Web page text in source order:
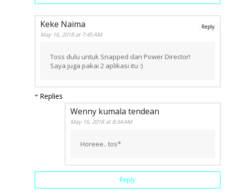
Keke Naima
May 16, 2018 at 7:45 AM
Toss dulu untuk Snapped dan Power Director!
Saya juga pakai 2 aplikasi itu :)
Reply
Replies
Wenny kumala tendean
May 16, 2018 at 8:34 AM
Horeee.. tos*
Reply